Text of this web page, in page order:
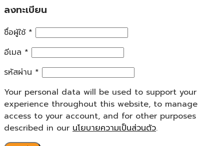
ลงทะเบียน
ชื่อผู้ใช้ *
อีเมล *
รหัสผ่าน *
Your personal data will be used to support your
experience throughout this website, to manage
access to your account, and for other purposes
described in our นโยบายความเป็นส่วนตัว.